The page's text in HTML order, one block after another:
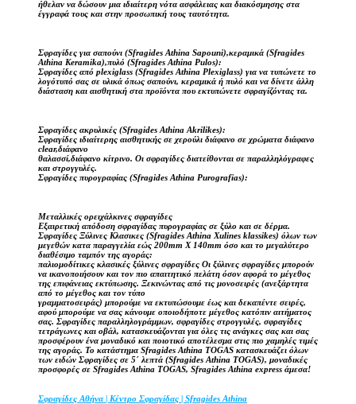
ήθελαν να δώσουν μια ιδιαίτερη νότα ασφάλειας και διακόσμησης στα
έγγραφά τους και στην προσωπική τους ταυτότητα.
Σφραγίδες για σαπούνι (Sfragides Athina Sapouni),κεραμικά (Sfragides
Athina Keramika),πυλό (Sfragides Athina Pulos):
Σφραγίδες από plexiglass (Sfragides Athina Plexiglass) για να τυπώνετε το
λογότυπό σας σε υλικά όπως σαπούνι, κεραμικά ή πυλό και να δίνετε άλλη
διάσταση και αισθητική στα προϊόντα που εκτυπώνετε σφραγίζόντας τα.
Σφραγίδες ακρυλικές (Sfragides Athina Akrilikes):
Σφραγίδες ιδιαίτερης αισθητικής σε χερούλι διάφανο σε χρώματα διάφανο
clear,διάφανο
θαλασσί,διάφανο κίτρινο. Οι σφραγίδες διατείθονται σε παραλληλόγραφες
και στρογγυλές.
Σφραγίδες πυρογραφίας (Sfragides Athina Purografias):
Μεταλλικές ορειχάλκινες σφραγίδες
Εξαιρετική απόδοση σφραγίδας πυρογραφίας σε ξύλο και σε δέρμα.
Σφραγίδες Ξύλινες Κλασικες (Sfragides Athina Xulines klassikes) όλων των
μεγεθών κατα παραγγελία εώς 200mm X 140mm όσο και το μεγαλύτερο
διαθέσιμο ταμπόν της αγοράς:
παλιομοδίτικες κλασικές ξύλινες σφραγίδες Οι ξύλινες σφραγίδες μπορούν
να ικανοποιήσουν και τον πιο απαιτητικό πελάτη όσον αφορά το μέγεθος
της επιφάνειας εκτύπωσης. Ξεκινώντας από τις μονοσειρές (ανεξάρτητα
από το μέγεθος και τον τύπο
γραμματοσειράς) μπορούμε να εκτυπώσουμε έως και δεκαπέντε σειρές,
αφού μπορούμε να σας κάνουμε οποιοδήποτε μέγεθος κατόπιν αιτήματος
σας. Σφραγίδες παραλληλογράμμων, σφραγίδες στρογγυλές, σφραγίδες
τετράγωνες και οβάλ, κατασκευάζονται για όλες τις ανάγκες σας και σας
προσφέρουν ένα μοναδικό και ποιοτικό αποτέλεσμα στις πιο χαμηλές τιμές
της αγοράς. Το κατάστημα Sfragides Athina TOGAS κατασκευάζει όλων
των ειδών Σφραγίδες σε 5΄ λεπτά (Sfragides Athina TOGAS), μοναδικές
προσφορές σε Sfragides Athina TOGAS, Sfragides Athina express άμεσα!
Σφραγίδες Αθήνα | Κέντρο Σφραγίδας | Sfragides Athina